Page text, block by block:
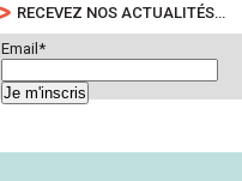
RECEVEZ NOS ACTUALITÉS…
Email*